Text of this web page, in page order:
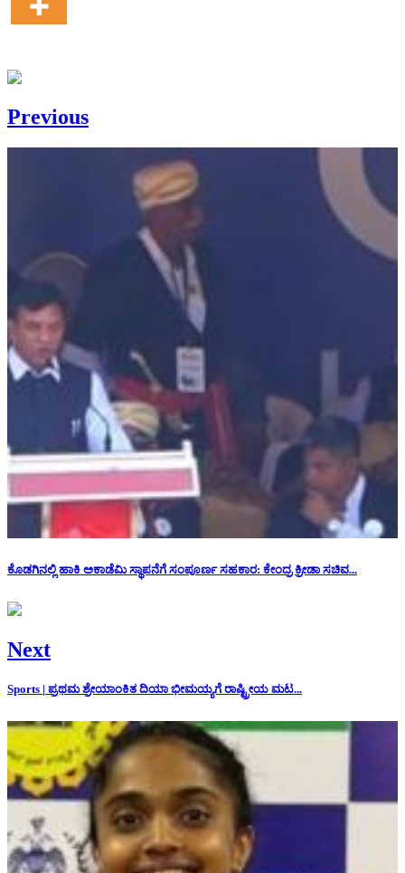
Previous
ಕೊಡಗಿನಲ್ಲಿ ಹಾಕಿ ಅಕಾಡೆಮಿ ಸ್ಥಾಪನೆಗೆ ಸಂಪೂರ್ಣ ಸಹಕಾರ: ಕೇಂದ್ರ ಕ್ರೀಡಾ ಸಚಿವ...
Next
Sports | ಪ್ರಥಮ ಶ್ರೇಯಾಂಕಿತ ದಿಯಾ ಭೀಮಯ್ಯಗೆ ರಾಷ್ಟ್ರೀಯ ಮಟ...